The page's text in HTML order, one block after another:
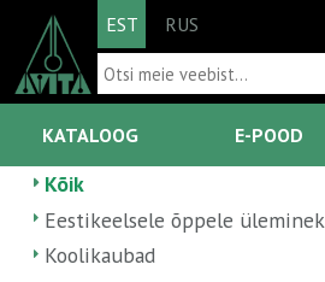
EST RUS
KATALOOG E-POOD
Kõik
Eestikeelsele õppele üleminek
Koolikaubad